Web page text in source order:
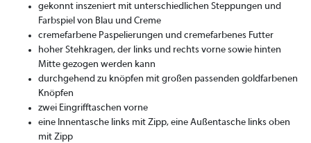
gekonnt inszeniert mit unterschiedlichen Steppungen und
Farbspiel von Blau und Creme
cremefarbene Paspelierungen und cremefarbenes Futter
hoher Stehkragen, der links und rechts vorne sowie hinten
Mitte gezogen werden kann
durchgehend zu knöpfen mit großen passenden goldfarbenen
Knöpfen
zwei Eingrifftaschen vorne
eine Innentasche links mit Zipp, eine Außentasche links oben
mit Zipp